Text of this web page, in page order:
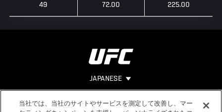
49 72.00 225.00
JAPANESE
当社では、当社のサイトやサービスを測定して改善し、マー